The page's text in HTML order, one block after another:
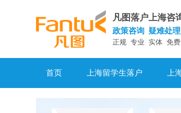
凡图落户上海咨
政策咨询 疑难处理
正规 专业 实体 免费
首页 上海留学生落户 上